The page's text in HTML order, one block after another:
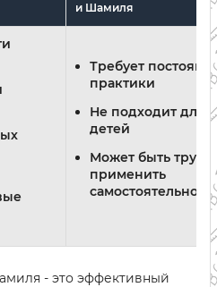
и Шамиля
Требует
практики
Не подходит для
детей
Может быть
применить
самостоятельно
- это эффективный